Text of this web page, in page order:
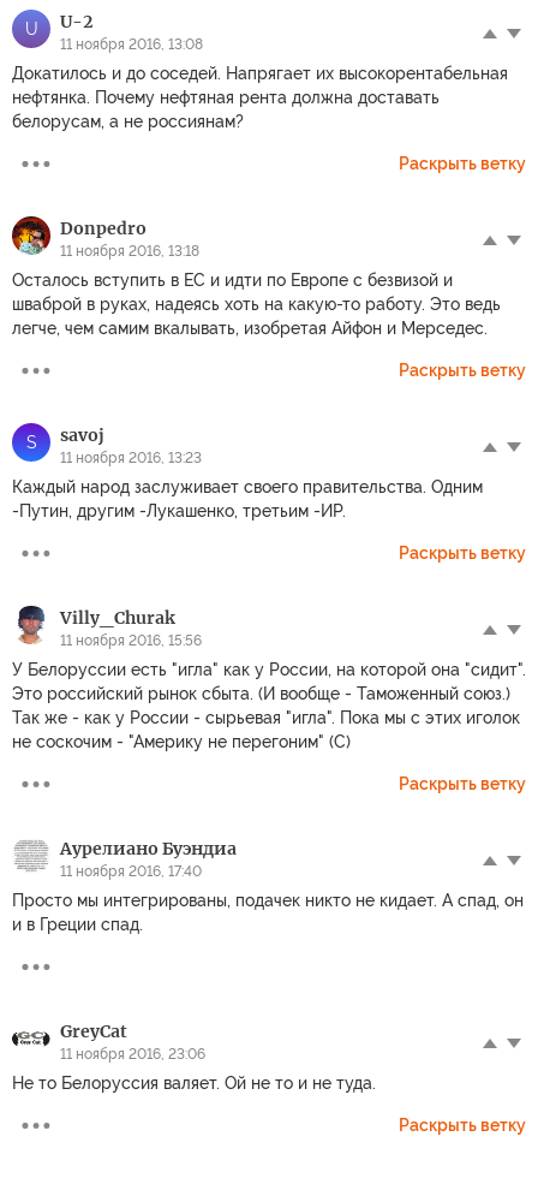
U U-2
11 ноября 2016, 13:08
Докатилось и до соседей. Напрягает их высокорентабельная
нефтянка. Почему нефтяная рента должна доставать
белорусам, а не россиянам?
Раскрыть ветку
Donpedro
11 ноября 2016, 13:18
Осталось вступить в ЕС и идти по Европе с безвизой и
шваброй в руках, надеясь хоть на какую-то работу. Это ведь
легче, чем самим вкалывать, изобретая Айфон и Мерседес.
Раскрыть ветку
S savoj
11 ноября 2016, 13:23
Каждый народ заслуживает своего правительства. Одним
-Путин, другим -Лукашенко, третьим -ИР.
Раскрыть ветку
Villy_Churak
11 ноября 2016, 15:56
У Белоруссии есть "игла" как у России, на которой она "сидит".
Это российский рынок сбыта. (И вообще - Таможенный союз.)
Так же - как у России - сырьевая "игла". Пока мы с этих иголок
не соскочим - "Америку не перегоним" (С)
Раскрыть ветку
Аурелиано Буэндиа
11 ноября 2016, 17:40
Просто мы интегрированы, подачек никто не кидает. А спад, он
и в Греции спад.
GreyCat
11 ноября 2016, 23:06
Не то Белоруссия валяет. Ой не то и не туда.
Раскрыть ветку